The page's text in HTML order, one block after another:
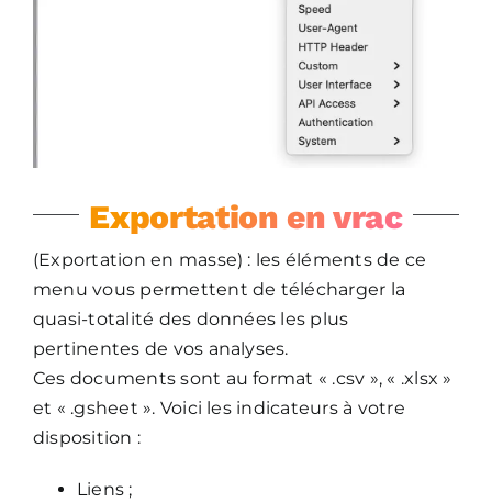
Exportation en vrac
(Exportation en masse) : les éléments de ce
menu vous permettent de télécharger la
quasi-totalité des données les plus
pertinentes de vos analyses.
Ces documents sont au format « .csv », « .xlsx »
et « .gsheet ». Voici les indicateurs à votre
disposition :
Liens ;